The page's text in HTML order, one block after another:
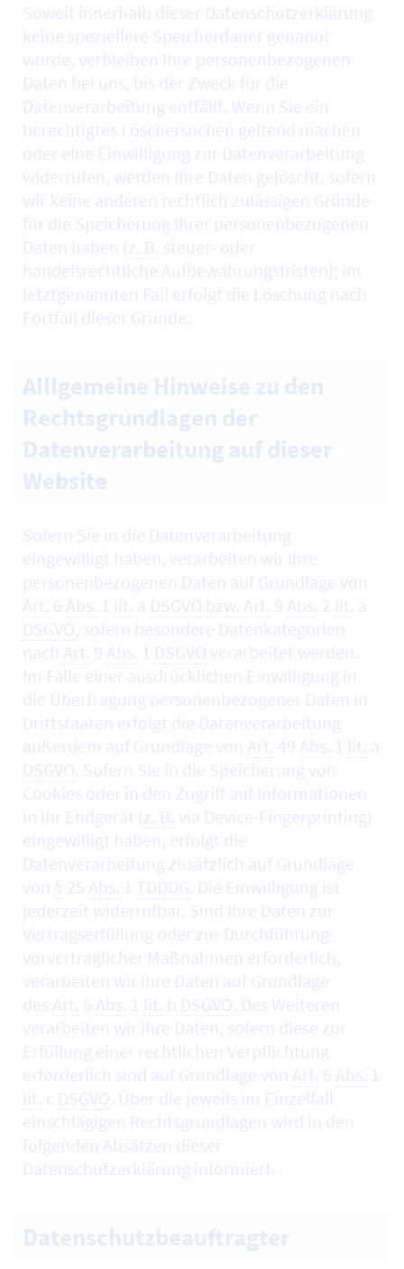
Soweit innerhalb dieser Datenschutzerklärung
keine speziellere Speicherdauer genannt
wurde, verbleiben Ihre personenbezogenen
Daten bei uns, bis der Zweck für die
Datenverarbeitung entfällt. Wenn Sie ein
berechtigtes Löschersuchen geltend machen
oder eine Einwilligung zur Datenverarbeitung
widerrufen, werden Ihre Daten gelöscht, sofern
wir keine anderen rechtlich zulässigen Gründe
für die Speicherung Ihrer personenbezogenen
Daten haben (z. B. steuer- oder
handelsrechtliche Aufbewahrungsfristen); im
letztgenannten Fall erfolgt die Löschung nach
Fortfall dieser Gründe.
Sofern Sie in die Datenverarbeitung
eingewilligt haben, verarbeiten wir Ihre
personenbezogenen Daten auf Grundlage von
Art. 6 Abs. 1 lit. a DSGVO bzw. Art. 9 Abs. 2 lit. a
DSGVO, sofern besondere Datenkategorien
nach Art. 9 Abs. 1 DSGVO verarbeitet werden.
Im Falle einer ausdrücklichen Einwilligung in
die Übertragung personenbezogener Daten in
Drittstaaten erfolgt die Datenverarbeitung
außerdem auf Grundlage von Art. 49 Abs. 1 lit. a
DSGVO. Sofern Sie in die Speicherung von
Cookies oder in den Zugriff auf Informationen
in Ihr Endgerät (z. B. via Device-Fingerprinting)
eingewilligt haben, erfolgt die
Datenverarbeitung zusätzlich auf Grundlage
von § 25 Abs. 1 TDDDG. Die Einwilligung ist
jederzeit widerrufbar. Sind Ihre Daten zur
Vertragserfüllung oder zur Durchführung
vorvertraglicher Maßnahmen erforderlich,
verarbeiten wir Ihre Daten auf Grundlage
des Art. 6 Abs. 1 lit. b DSGVO. Des Weiteren
verarbeiten wir Ihre Daten, sofern diese zur
Erfüllung einer rechtlichen Verpflichtung
erforderlich sind auf Grundlage von Art. 6 Abs. 1
lit. c DSGVO. Über die jeweils im Einzelfall
einschlägigen Rechtsgrundlagen wird in den
folgenden Absätzen dieser
Datenschutzerklärung informiert.